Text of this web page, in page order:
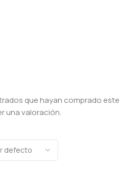
que hayan comprado este
una valoración.